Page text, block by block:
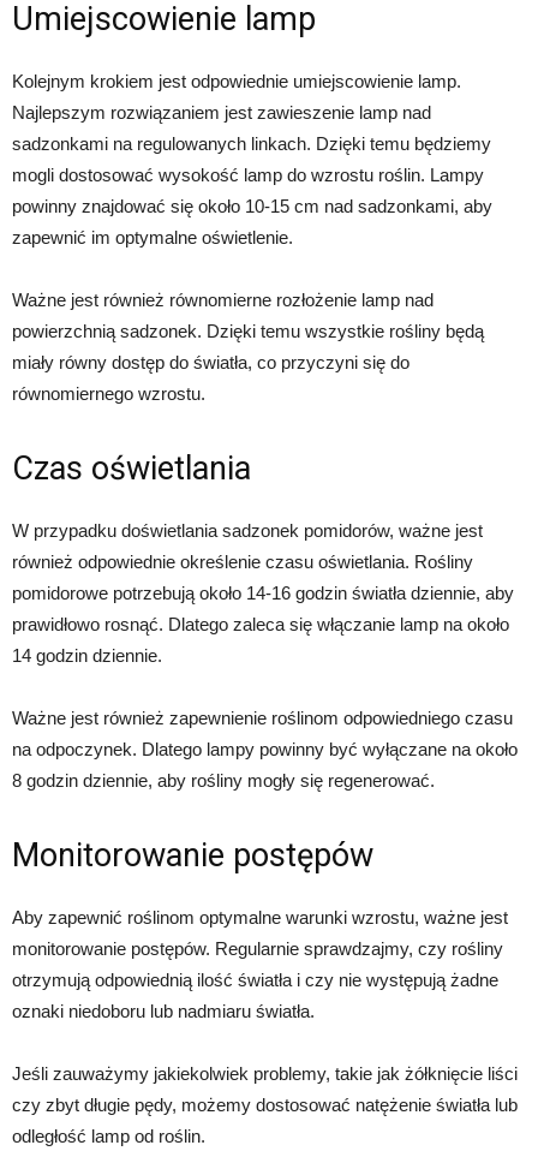
Umiejscowienie lamp
Kolejnym krokiem jest odpowiednie umiejscowienie lamp.
Najlepszym rozwiązaniem jest zawieszenie lamp nad
sadzonkami na regulowanych linkach. Dzięki temu będziemy
mogli dostosować wysokość lamp do wzrostu roślin. Lampy
powinny znajdować się około 10-15 cm nad sadzonkami, aby
zapewnić im optymalne oświetlenie.
Ważne jest również równomierne rozłożenie lamp nad
powierzchnią sadzonek. Dzięki temu wszystkie rośliny będą
miały równy dostęp do światła, co przyczyni się do
równomiernego wzrostu.
Czas oświetlania
W przypadku doświetlania sadzonek pomidorów, ważne jest
również odpowiednie określenie czasu oświetlania. Rośliny
pomidorowe potrzebują około 14-16 godzin światła dziennie, aby
prawidłowo rosnąć. Dlatego zaleca się włączanie lamp na około
14 godzin dziennie.
Ważne jest również zapewnienie roślinom odpowiedniego czasu
na odpoczynek. Dlatego lampy powinny być wyłączane na około
8 godzin dziennie, aby rośliny mogły się regenerować.
Monitorowanie postępów
Aby zapewnić roślinom optymalne warunki wzrostu, ważne jest
monitorowanie postępów. Regularnie sprawdzajmy, czy rośliny
otrzymują odpowiednią ilość światła i czy nie występują żadne
oznaki niedoboru lub nadmiaru światła.
Jeśli zauważymy jakiekolwiek problemy, takie jak żółknięcie liści
czy zbyt długie pędy, możemy dostosować natężenie światła lub
odległość lamp od roślin.